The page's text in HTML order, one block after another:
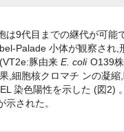
は9代目までの継代が可
Palade 小体が観察され,
豚由来 E. coliO139株
,細胞核クロマチ ンの凝
染色陽性を示した (図2)
された。